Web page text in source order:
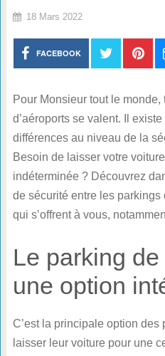
18 Mars 2022
FACEBOOK
Pour Monsieur tout le
d’aéroports se valent. Il
différences au niveau de la
Besoin de laisser votre
indéterminée ? Découvrez
de sécurité entre les parkings
qui s’offrent à vous,
Le parking de
une option
C’est la principale option
laisser leur voiture pour une